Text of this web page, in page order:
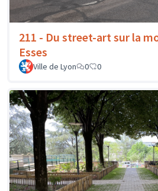
211 - Du street-art sur la
Esses
Ville de Lyon 0 0